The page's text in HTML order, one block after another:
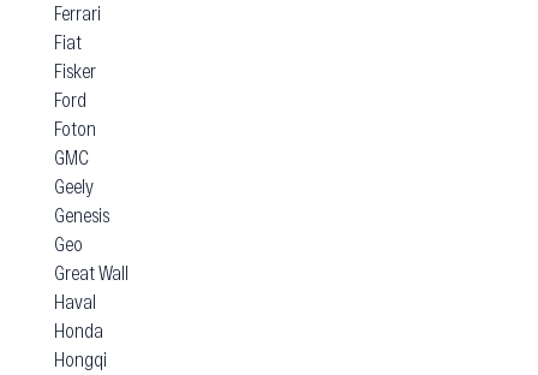
Ferrari
Fiat
Fisker
Ford
Foton
GMC
Geely
Genesis
Geo
Great Wall
Haval
Honda
Hongqi